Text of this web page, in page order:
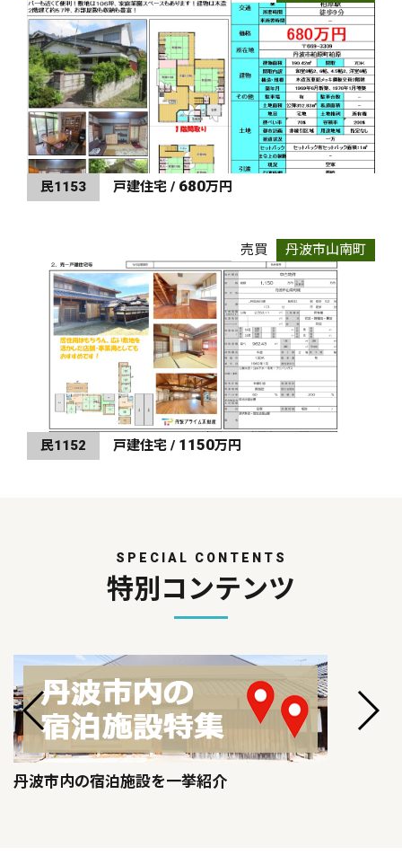
民1153 戸建住宅 / 680万円
売買 丹波市山南町
民1152 戸建住宅 / 1150万円
SPECIAL CONTENTS
特別コンテンツ
丹波市内の宿泊施設を一挙紹介